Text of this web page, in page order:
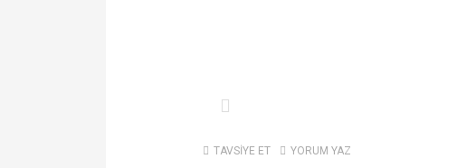
TAVSİYE ET YORUM YAZ